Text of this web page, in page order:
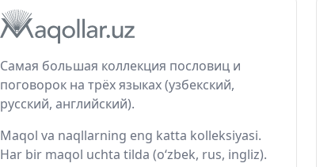
Самая большая коллекция пословиц и
поговорок на трёх языках (узбекский,
русский, английский).
Maqol va naqllarning eng katta kolleksiyasi.
Har bir maqol uchta tilda (o‘zbek, rus, ingliz).